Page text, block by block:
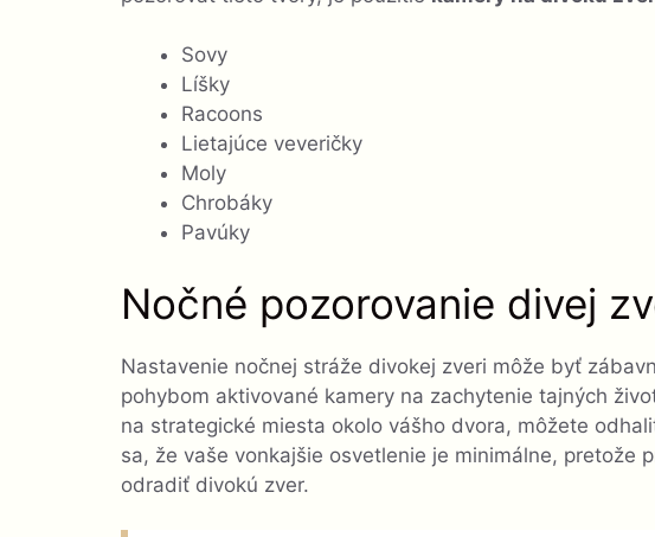
Sovy
Líšky
Racoons
Lietajúce veveričky
Moly
Chrobáky
Pavúky
Nočné pozorovanie divej
Nastavenie nočnej stráže divokej zveri môže byť
pohybom aktivované kamery na zachytenie tajných
na strategické miesta okolo vášho dvora, môžete
sa, že vaše vonkajšie osvetlenie je minimálne, pretože
odradiť divokú zver.